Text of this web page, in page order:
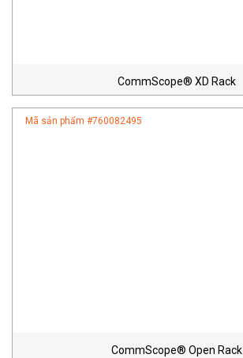
CommScope® XD Rack
Mã sản phẩm #760082495
CommScope® Open Rack